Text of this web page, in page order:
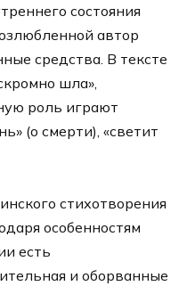
состояния
автор
средства. В тексте
шла»,
роль играют
(о смерти), «светит
стихотворения
особенностям
есть
и оборванные